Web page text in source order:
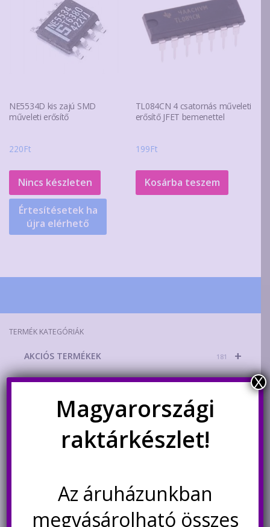
NE5534D kis zajú SMD
műveleti erősítő
220Ft
Nincs készleten
Értesítésetek ha
újra elérhető
TL084CN 4 csatornás műveleti
erősítő JFET bemenettel
199Ft
Kosárba teszem
TERMÉK KATEGÓRIÁK
+
AKCIÓS TERMÉKEK 181
+
Mikrokontroller-technika 329
Áramforrások
Energiatárolás
Okosotthon
Magyarországi
raktárkészlet!
Az áruházunkban
megvásárolható összes
X